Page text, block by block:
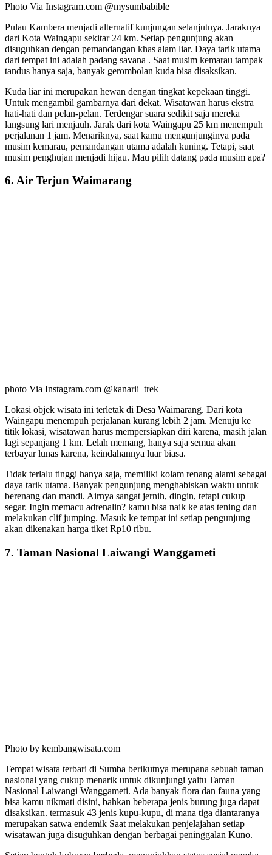
Photo Via Instagram.com @mysumbabible
Pulau Kambera menjadi alternatif kunjungan selanjutnya. Jaraknya
dari Kota Waingapu sekitar 24 km. Setiap pengunjung akan
disuguhkan dengan pemandangan khas alam liar. Daya tarik utama
dari tempat ini adalah padang savana . Saat musim kemarau tampak
tandus hanya saja, banyak gerombolan kuda bisa disaksikan.
Kuda liar ini merupakan hewan dengan tingkat kepekaan tinggi.
Untuk mengambil gambarnya dari dekat. Wisatawan harus ekstra
hati-hati dan pelan-pelan. Terdengar suara sedikit saja mereka
langsung lari menjauh. Jarak dari kota Waingapu 25 km menempuh
perjalanan 1 jam. Menariknya, saat kamu mengunjunginya pada
musim kemarau, pemandangan utama adalah kuning. Tetapi, saat
musim penghujan menjadi hijau. Mau pilih datang pada musim apa?
6. Air Terjun Waimarang
photo Via Instagram.com @kanarii_trek
Lokasi objek wisata ini terletak di Desa Waimarang. Dari kota
Waingapu menempuh perjalanan kurang lebih 2 jam. Menuju ke
titik lokasi, wisatawan harus mempersiapkan diri karena, masih jalan
lagi sepanjang 1 km. Lelah memang, hanya saja semua akan
terbayar lunas karena, keindahannya luar biasa.
Tidak terlalu tinggi hanya saja, memiliki kolam renang alami sebagai
daya tarik utama. Banyak pengunjung menghabiskan waktu untuk
berenang dan mandi. Airnya sangat jernih, dingin, tetapi cukup
segar. Ingin memacu adrenalin? kamu bisa naik ke atas tening dan
melakukan clif jumping. Masuk ke tempat ini setiap pengunjung
akan dikenakan harga tiket Rp10 ribu.
7. Taman Nasional Laiwangi Wanggameti
Photo by kembangwisata.com
Tempat wisata terbari di Sumba berikutnya merupana sebuah taman
nasional yang cukup menarik untuk dikunjungi yaitu Taman
Nasional Laiwangi Wanggameti. Ada banyak flora dan fauna yang
bisa kamu nikmati disini, bahkan beberapa jenis burung juga dapat
disaksikan. termasuk 43 jenis kupu-kupu, di mana tiga diantaranya
merupakan satwa endemik Saat melakukan penjelajahan setiap
wisatawan juga disuguhkan dengan berbagai peninggalan Kuno.